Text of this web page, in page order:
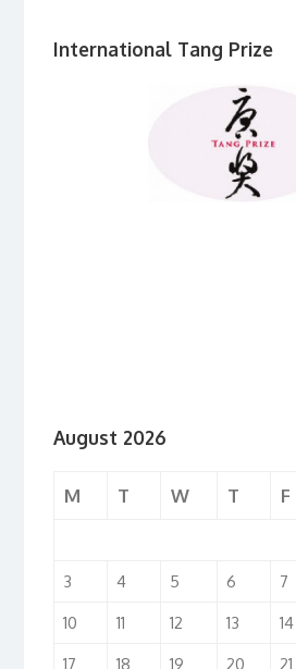
International Tang Prize
August 2026
M T W T F
3
4 5 6 7
10
11 12 13 14
17
18 19 20 21